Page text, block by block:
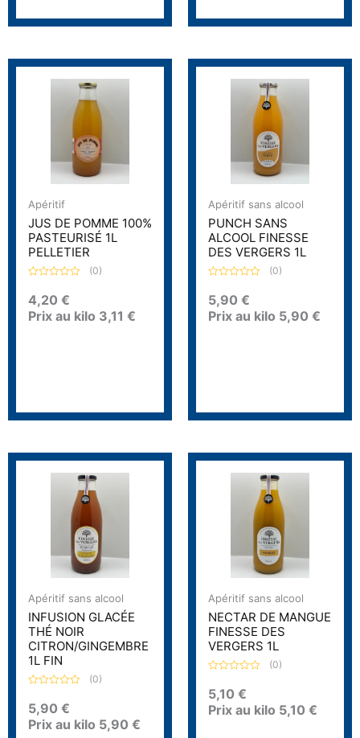
Apéritif
JUS DE POMME 100%
PASTEURISÉ 1L
PELLETIER
o
t
e
0
(0)
4,20 €
Prix au kilo 3,11 €
Apéritif sans alcool
PUNCH SANS
ALCOOL FINESSE
DES VERGERS 1L
o
t
e
0
(0)
5,90 €
Prix au kilo 5,90 €
Apéritif sans alcool
INFUSION GLACÉE
THÉ NOIR
CITRON/GINGEMBRE
1L FIN
o
t
e
0
(0)
5,90 €
Prix au kilo 5,90 €
Apéritif sans alcool
NECTAR DE MANGUE
FINESSE DES
VERGERS 1L
o
t
e
0
(0)
5,10 €
Prix au kilo 5,10 €